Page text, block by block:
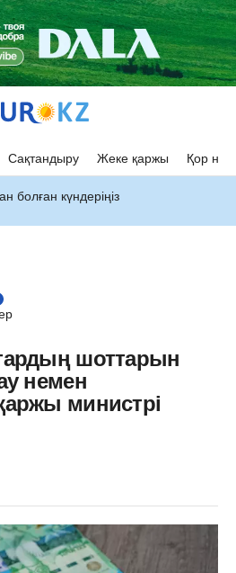
Сақтандыру Жеке қаржы Қор
болған күндеріңіз
шоттарын
немен
министрі